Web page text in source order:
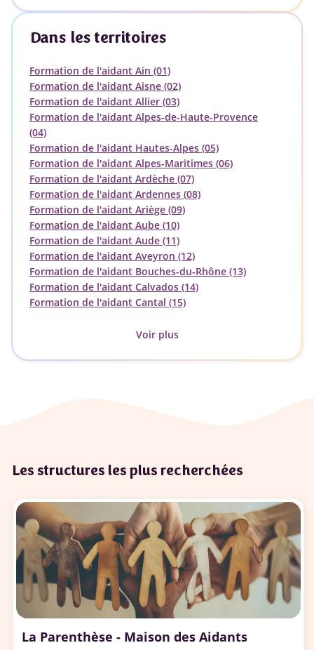
Dans les territoires
Formation de l'aidant Ain (01)
Formation de l'aidant Aisne (02)
Formation de l'aidant Allier (03)
Formation de l'aidant Alpes-de-Haute-Provence
(04)
Formation de l'aidant Hautes-Alpes (05)
Formation de l'aidant Alpes-Maritimes (06)
Formation de l'aidant Ardèche (07)
Formation de l'aidant Ardennes (08)
Formation de l'aidant Ariège (09)
Formation de l'aidant Aube (10)
Formation de l'aidant Aude (11)
Formation de l'aidant Aveyron (12)
Formation de l'aidant Bouches-du-Rhône (13)
Formation de l'aidant Calvados (14)
Formation de l'aidant Cantal (15)
Voir plus
Les structures les plus recherchées
La Parenthèse - Maison des Aidants